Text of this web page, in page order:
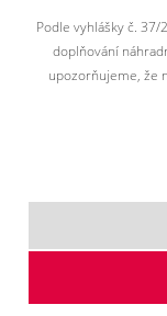
Podle vyhlášky č.
doplňování
upozorňujeme, že